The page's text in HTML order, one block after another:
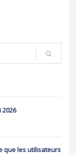
2026
que les utilisateurs